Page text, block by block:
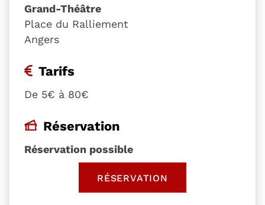
Grand-Théâtre
Place du Ralliement
Angers
Tarifs
De 5€ à 80€
Réservation
Réservation possible
RÉSERVATION, OUVRE UNE NOUVELLE